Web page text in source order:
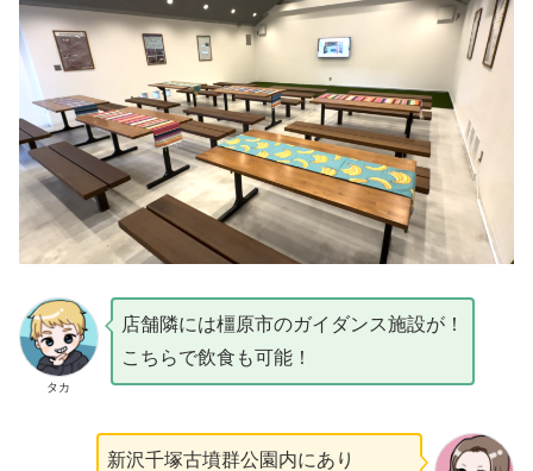
タカ
店舗隣には橿原市のガイダンス施設が！
こちらで飲食も可能！
新沢千塚古墳群公園内にあり